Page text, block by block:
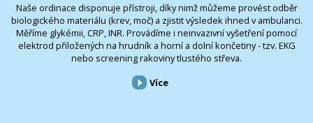
Naše ordinace disponuje přístroji, díky nimž můžeme provést odběr
biologického materiálu (krev, moč) a zjistit výsledek ihned v ambulanci.
Měříme glykémii, CRP, INR. Provádíme i neinvazivní vyšetření pomocí
elektrod přiložených na hrudník a horní a dolní končetiny - tzv. EKG
nebo screening rakoviny tlustého střeva.
Více